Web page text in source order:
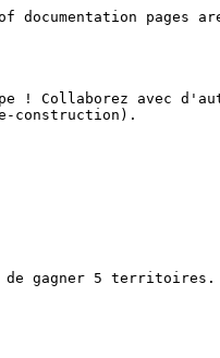
pages
! Collaborez avec
construction).
de gagner 5 territoires.